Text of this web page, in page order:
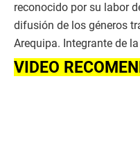
reconocido por su labor
difusión de los géneros
Arequipa. Integrante de
VIDEO